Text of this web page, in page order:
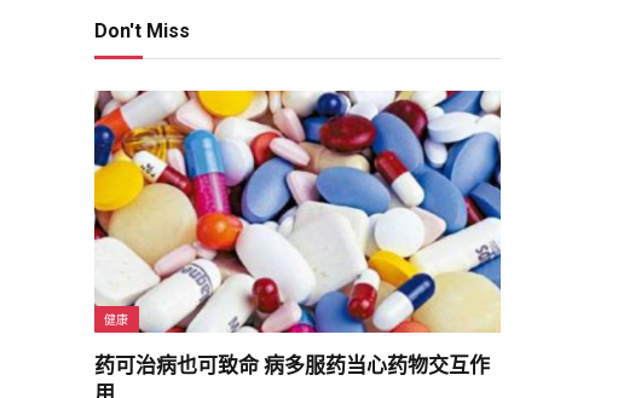
Don't Miss
健康
药可治病也可致命 病多服药当心药物交互作
用